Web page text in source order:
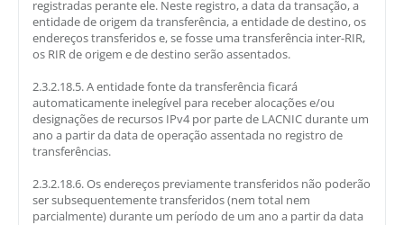
registradas perante ele. Neste registro, a data da transação, a
entidade de origem da transferência, a entidade de destino, os
endereços transferidos e, se fosse uma transferência inter-RIR,
os RIR de origem e de destino serão assentados.
2.3.2.18.5. A entidade fonte da transferência ficará
automaticamente inelegível para receber alocações e/ou
designações de recursos IPv4 por parte de LACNIC durante um
ano a partir da data de operação assentada no registro de
transferências.
2.3.2.18.6. Os endereços previamente transferidos não poderão
ser subsequentemente transferidos (nem total nem
parcialmente) durante um período de um ano a partir da data